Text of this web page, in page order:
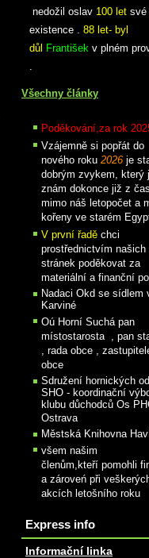
nedožil oslav 100 let své
existence . 88 let- byl
důl František v plném
.
Všechny články
Poděkování,za rok
Vzájemně si popřát do
nového roku 2026 je
dobrým zvykem, který
znám dokonce již z
mimo náš letopočet a
kořeny ve starém
V první řadě chci
prostřednictvím našich
stránek poděkovat za
materiální a finanční
Nadaci Okd se sídlem
Karviné
Oú Horní Suchá pan
místostarosta , pan
, rada obce ,
obce
Sdružení hornických
SHO - koordinační
klubu důchodců Os
Ostrava
Městská Knihovna
všem našim
členům,kteří pomohli
a zároveń při
akcích letošního roku
Express info
Informační linka